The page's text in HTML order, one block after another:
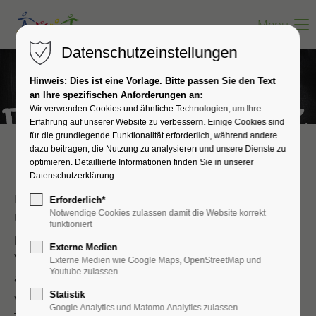
Menu
Datenschutzerklärung!
Die folgenden Hinweise geben einen einfachen
Überblick darüber, was mit Ihren
personenbezogenen Daten passiert, wenn Sie unsere
Website besuchen. Personenbezogene Daten sind
alle Daten, mit denen Sie persönlich identifiziert
werden können. Ausführliche Informationen zum
Datenschutzeinstellungen
Hinweis: Dies ist eine Vorlage. Bitte passen Sie den Text
an Ihre spezifischen Anforderungen an:
Wir verwenden Cookies und ähnliche Technologien, um Ihre
Erfahrung auf unserer Website zu verbessern. Einige Cookies sind
für die grundlegende Funktionalität erforderlich, während andere
dazu beitragen, die Nutzung zu analysieren und unsere Dienste zu
optimieren. Detaillierte Informationen finden Sie in unserer
Datenschutzerklärung.
Erforderlich*
Notwendige Cookies zulassen damit die Website korrekt
funktioniert
Externe Medien
Externe Medien wie Google Maps, OpenStreetMap und
Youtube zulassen
Statistik
Google Analytics und Matomo Analytics zulassen